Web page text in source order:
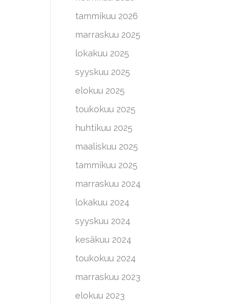
tammikuu 2026
marraskuu 2025
lokakuu 2025
syyskuu 2025
elokuu 2025
toukokuu 2025
huhtikuu 2025
maaliskuu 2025
tammikuu 2025
marraskuu 2024
lokakuu 2024
syyskuu 2024
kesäkuu 2024
toukokuu 2024
marraskuu 2023
elokuu 2023